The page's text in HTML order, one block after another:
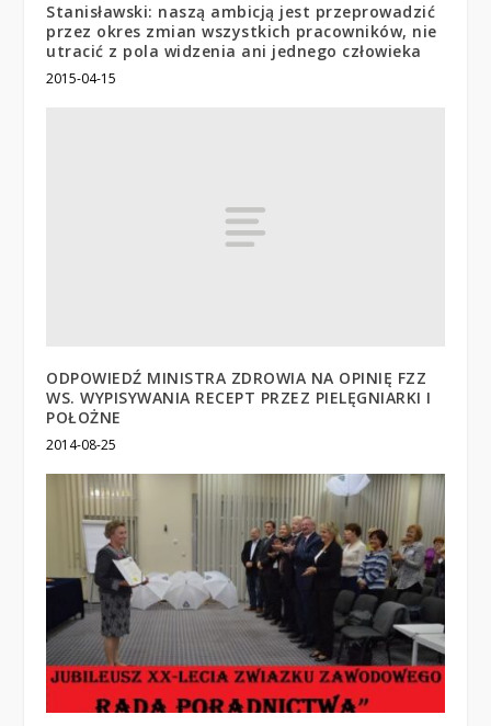
Stanisławski: naszą ambicją jest przeprowadzić
przez okres zmian wszystkich pracowników, nie
utracić z pola widzenia ani jednego człowieka
2015-04-15
ODPOWIEDŹ MINISTRA ZDROWIA NA OPINIĘ FZZ
WS. WYPISYWANIA RECEPT PRZEZ PIELĘGNIARKI I
POŁOŻNE
2014-08-25